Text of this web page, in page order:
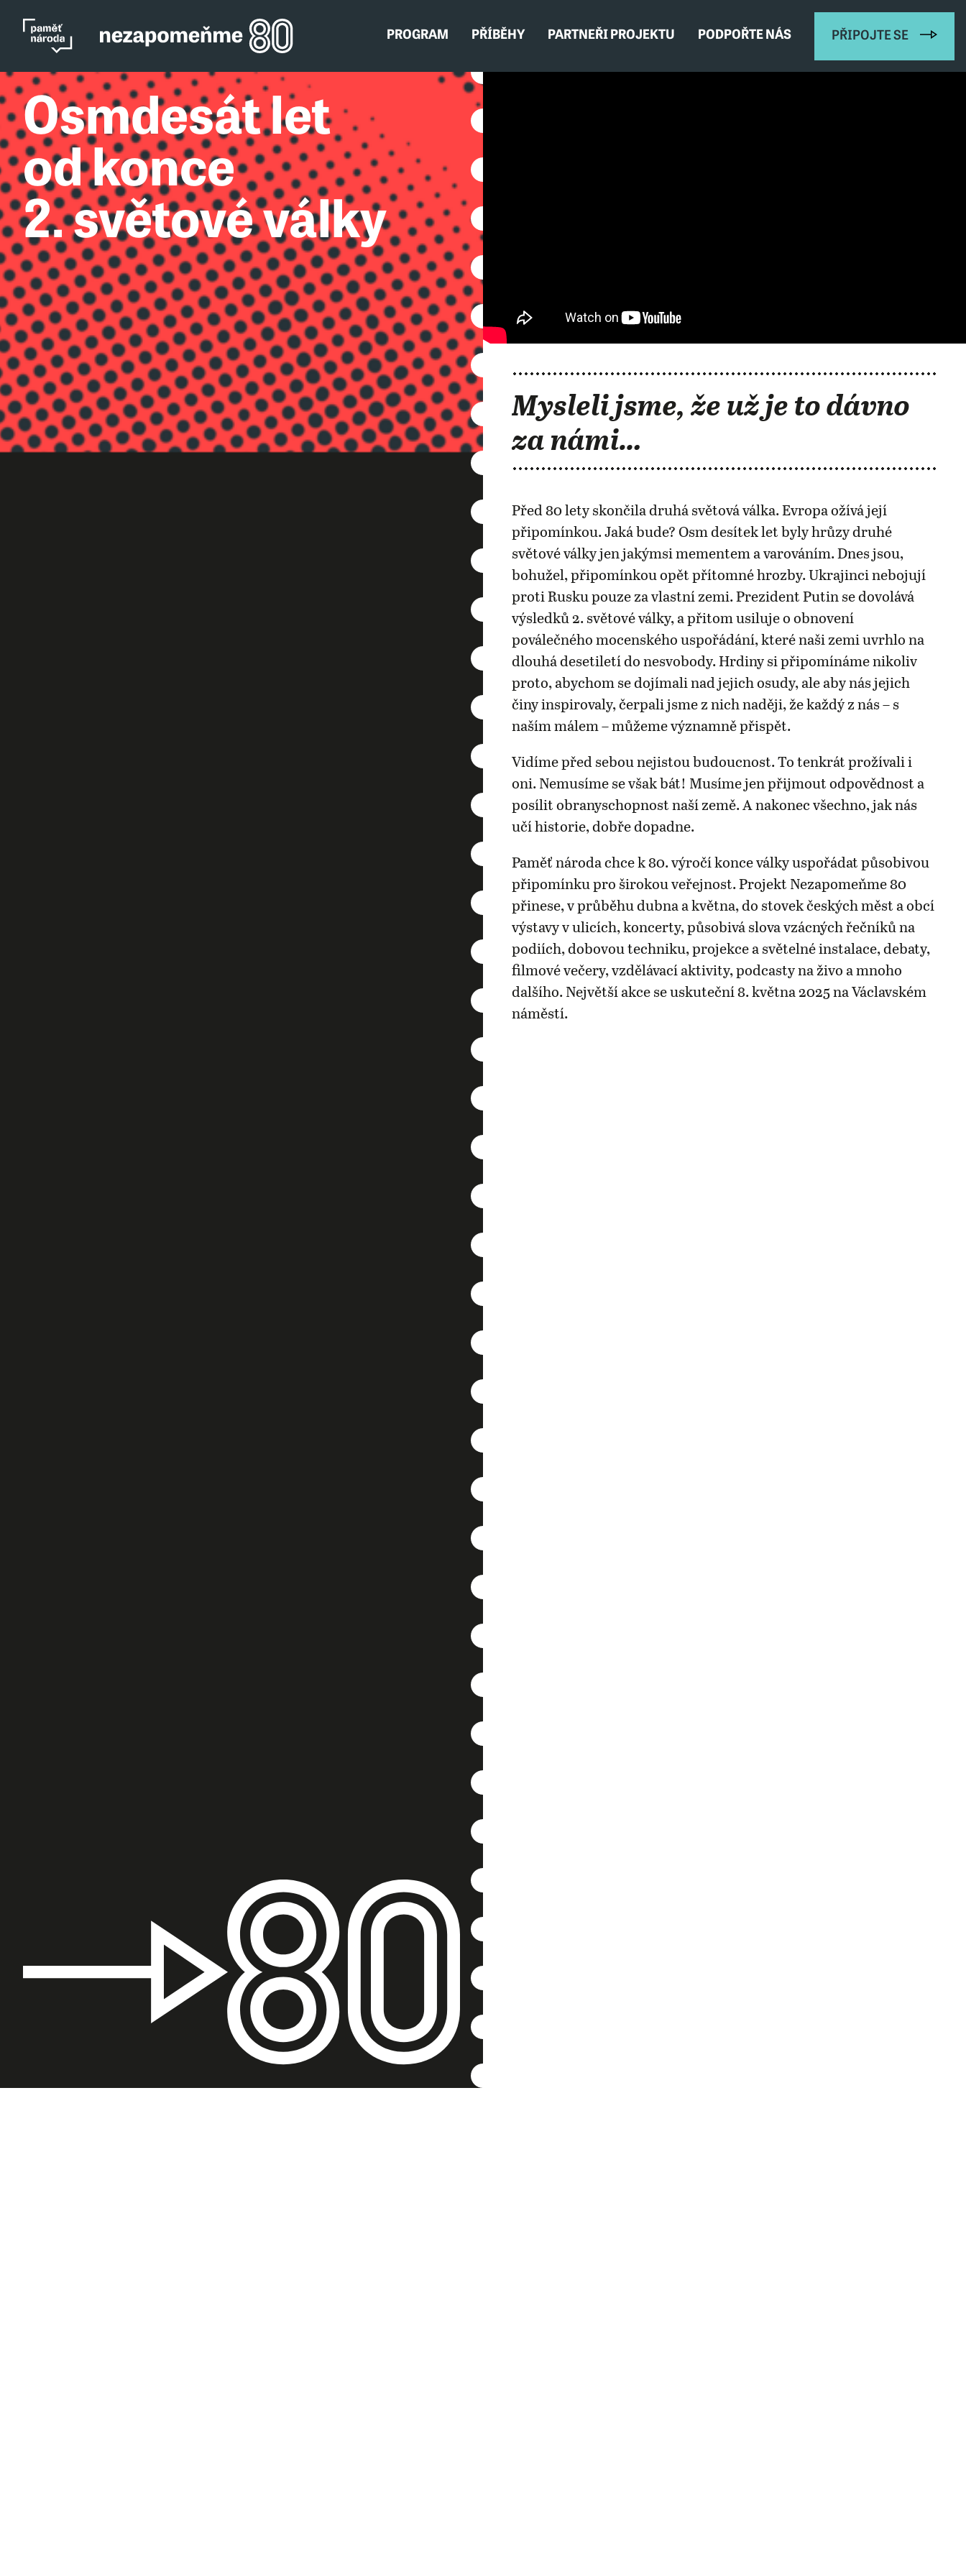
PROGRAM PŘÍBĚHY PARTNEŘI PROJEKTU PODPOŘTE NÁS PŘIPOJTE SE
Osmdesát let
od konce
2. světové války
Mysleli jsme, že už je to dávno
za námi…
Před 80 lety skončila druhá světová válka. Evropa ožívá její
připomínkou. Jaká bude? Osm desítek let byly hrůzy druhé
světové války jen jakýmsi mementem a varováním. Dnes jsou,
bohužel, připomínkou opět přítomné hrozby. Ukrajinci nebojují
proti Rusku pouze za vlastní zemi. Prezident Putin se dovolává
výsledků 2. světové války, a přitom usiluje o obnovení
poválečného mocenského uspořádání, které naši zemi uvrhlo na
dlouhá desetiletí do nesvobody. Hrdiny si připomínáme nikoliv
proto, abychom se dojímali nad jejich osudy, ale aby nás jejich
činy inspirovaly, čerpali jsme z nich naději, že každý z nás – s
naším málem – můžeme významně přispět.
Vidíme před sebou nejistou budoucnost. To tenkrát prožívali i
oni. Nemusíme se však bát! Musíme jen přijmout odpovědnost a
posílit obranyschopnost naší země. A nakonec všechno, jak nás
učí historie, dobře dopadne.
Paměť národa chce k 80. výročí konce války uspořádat působivou
připomínku pro širokou veřejnost. Projekt Nezapomeňme 80
přinese, v průběhu dubna a května, do stovek českých měst a obcí
výstavy v ulicích, koncerty, působivá slova vzácných řečníků na
podiích, dobovou techniku, projekce a světelné instalace, debaty,
filmové večery, vzdělávací aktivity, podcasty na živo a mnoho
dalšího. Největší akce se uskuteční 8. května 2025 na Václavském
náměstí.